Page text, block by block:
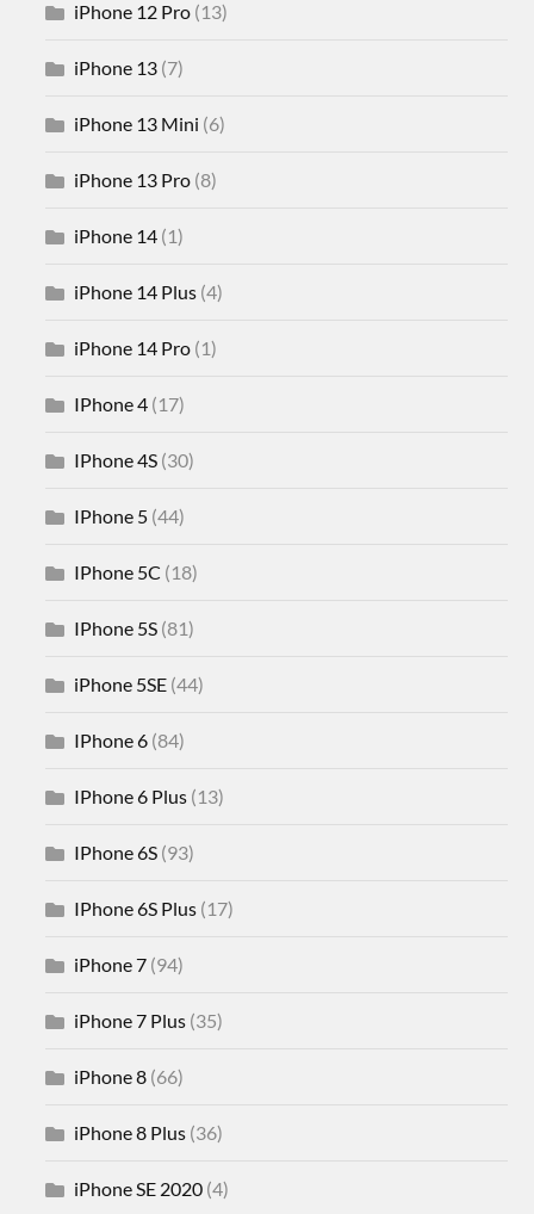
iPhone 12 Pro (13)
iPhone 13 (7)
iPhone 13 Mini (6)
iPhone 13 Pro (8)
iPhone 14 (1)
iPhone 14 Plus (4)
iPhone 14 Pro (1)
IPhone 4 (17)
IPhone 4S (30)
IPhone 5 (44)
IPhone 5C (18)
IPhone 5S (81)
iPhone 5SE (44)
IPhone 6 (84)
IPhone 6 Plus (13)
IPhone 6S (93)
IPhone 6S Plus (17)
iPhone 7 (94)
iPhone 7 Plus (35)
iPhone 8 (66)
iPhone 8 Plus (36)
iPhone SE 2020 (4)